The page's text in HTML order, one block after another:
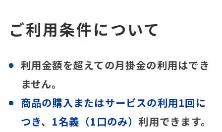
ご利⽤条件について
利⽤⾦額を超えての⽉掛⾦の利⽤はでき
ません。
商品の購⼊またはサービスの利⽤1回に
つき、1名義（1⼝のみ）利⽤できます。